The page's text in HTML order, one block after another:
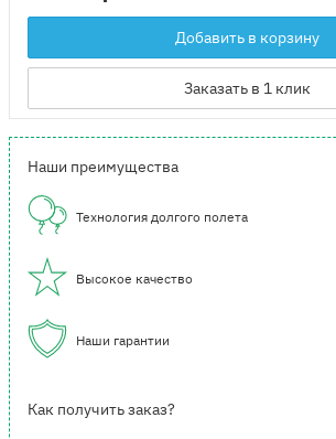
Добавить в корзину
Заказать в 1 клик
Наши преимущества
Технология долгого полета
Высокое качество
Наши гарантии
Как получить заказ?